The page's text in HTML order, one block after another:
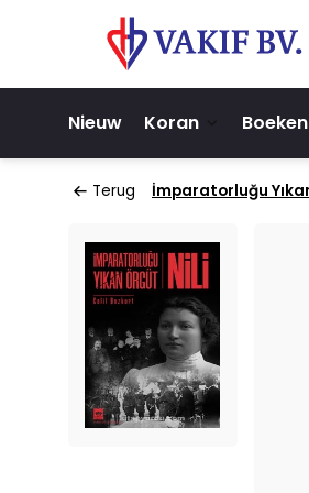
Nieuw Koran Boeken
Terug İmparatorluğu